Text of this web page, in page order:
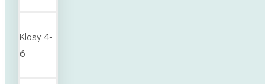
Klasy 4-
6